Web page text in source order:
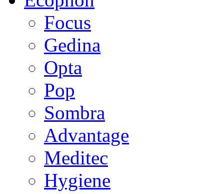
Focus
Gedina
Opta
Pop
Sombra
Advantage
Meditec
Hygiene